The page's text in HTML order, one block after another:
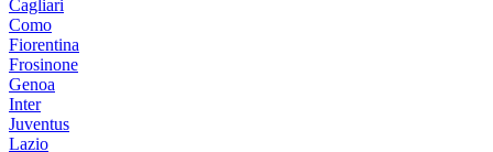
Cagliari
Como
Fiorentina
Frosinone
Genoa
Inter
Juventus
Lazio